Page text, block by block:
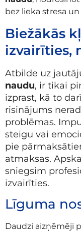
bez lieka stresa
Biežākās
izvairīties,
Atbilde uz
naudu, ir tikai
izprast, kā to
risinājums
problēmas.
steigu vai
pie
atmaksas.
sniegsim
izvairīties.
Līguma
Daudzi aizņēmēji